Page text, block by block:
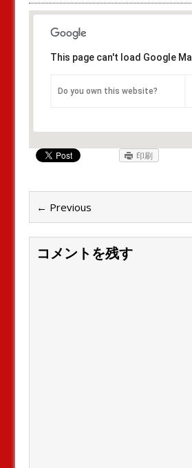
This page can't load Google
Do you own this website?
印刷
← Previous
コメントを残す